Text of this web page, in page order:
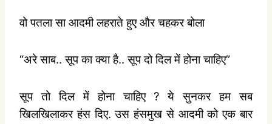
वो पतला सा आदमी लहराते हुए और चहकर बोला
“अरे साब.. सूप का क्या है.. सूप दो दिल में होना चाहिए”
सूप तो दिल में होना चाहिए ? ये सुनकर हम सब
खिलखिलाकर हंस दिए. उस हंसमुख से आदमी को एक बार